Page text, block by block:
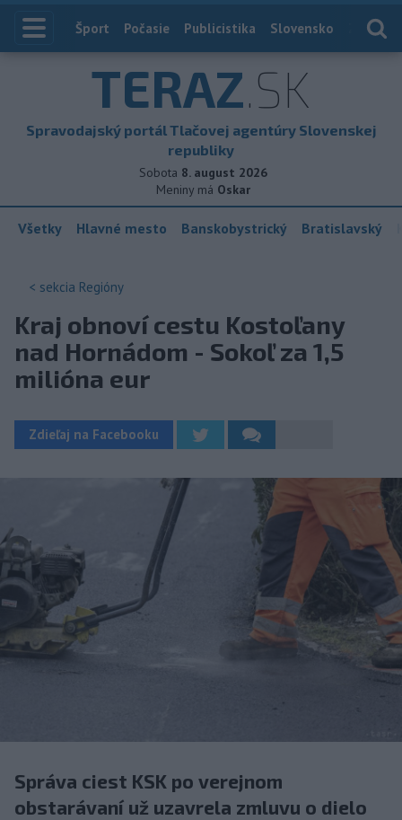
Index
Šport Počasie Publicistika Slovensko
TERAZ.SK
Spravodajský portál Tlačovej agentúry Slovenskej
republiky
Sobota 8. august 2026
Meniny má Oskar
Všetky Hlavné mesto Banskobystrický Bratislavský
< sekcia Regióny
Kraj obnoví cestu Kostoľany
nad Hornádom - Sokoľ za 1,5
milióna eur
Zdieľaj na Facebooku
Správa ciest KSK po verejnom
obstarávaní už uzavrela zmluvu o dielo